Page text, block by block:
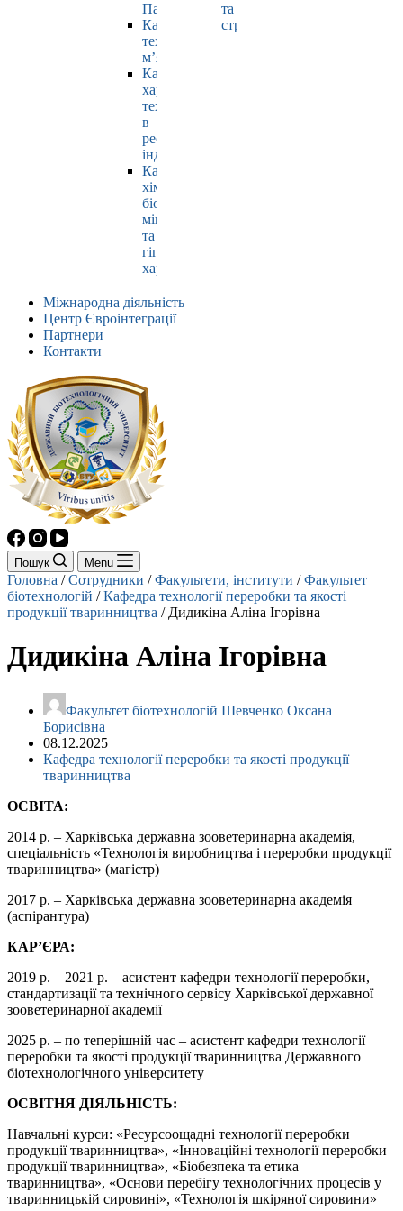
Павлюк
Кафедра
технології
м’яса
Кафедра
харчових
технологій
в
ресторанній
індустрії
Кафедра
хімії,
біохімії,
мікробіології
та
гігієни
харчування
та
страхування
Міжнародна діяльність
Центр Євроінтеграції
Партнери
Контакти
Пошук Menu
Головна /Сотрудники /Факультети, інститути /Факультет
біотехнологій /Кафедра технології переробки та якості
продукції тваринництва / Дидикіна Аліна Ігорівна
Дидикіна Аліна Ігорівна
Факультет біотехнологій Шевченко Оксана
Борисівна
08.12.2025
Кафедра технології переробки та якості продукції
тваринництва
ОСВІТА:
2014 р. – Харківська державна зооветеринарна академія,
спеціальність «Технологія виробництва і переробки продукції
тваринництва» (магістр)
2017 р. – Харківська державна зооветеринарна академія
(аспірантура)
КАР’ЄРА:
2019 р. – 2021 р. – асистент кафедри технології переробки,
стандартизації та технічного сервісу Харківської державної
зооветеринарної академії
2025 р. – по теперішній час – асистент кафедри технології
переробки та якості продукції тваринництва Державного
біотехнологічного університету
ОСВІТНЯ ДІЯЛЬНІСТЬ:
Навчальні курси: «Ресурсоощадні технології переробки
продукції тваринництва», «Інноваційні технології переробки
продукції тваринництва», «Біобезпека та етика
тваринництва», «Основи перебігу технологічних процесів у
тваринницькій сировині», «Технологія шкіряної сировини»